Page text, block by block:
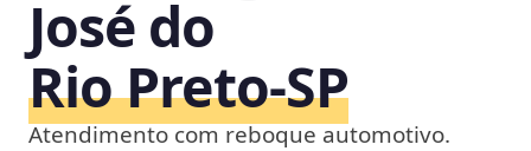
José do
Rio Preto‑SP
Atendimento com reboque automotivo.